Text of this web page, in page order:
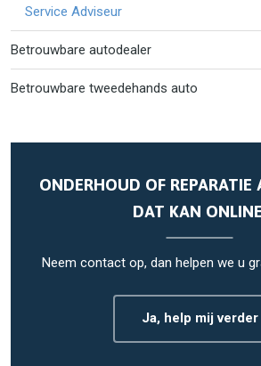
Service Adviseur
Betrouwbare autodealer
Betrouwbare tweedehands auto
ONDERHOUD OF REPARATIE
DAT KAN
Neem contact op, dan helpen we u
Ja, help mij verder